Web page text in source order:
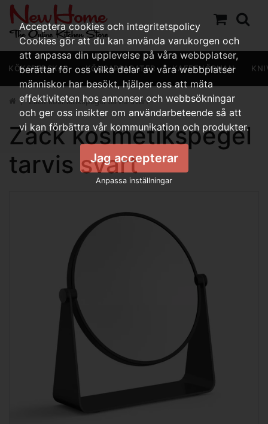
KÖKSREDSKAP KÖKSAPPARATER KAFFEHÖRNAN
Zack kosmetikspegel tarvis svart
Zack kosmetikspegel
tarvis svart
Acceptera cookies och integritetspolicy
Cookies gör att du kan använda varukorgen och
att anpassa din upplevelse på våra webbplatser,
berättar för oss vilka delar av våra webbplatser
människor har besökt, hjälper oss att mäta
effektiviteten hos annonser och webbsökningar
och ger oss insikter om användarbeteende så att
vi kan förbättra vår kommunikation och produkter.
Jag accepterar
Anpassa inställningar